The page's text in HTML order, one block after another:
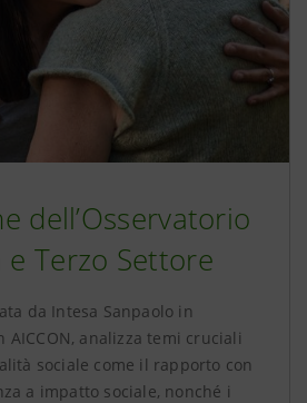
dell’Osservatorio
e Terzo Settore
da Intesa Sanpaolo in
AICCON, analizza temi cruciali
sociale come il rapporto con
a impatto sociale, nonché i